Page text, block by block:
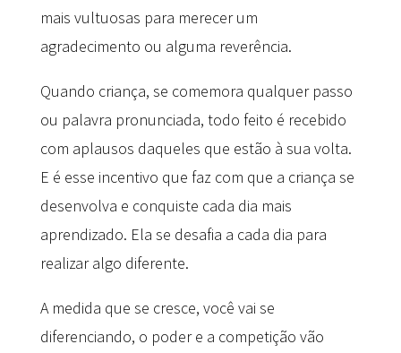
mais vultuosas para merecer um
agradecimento ou alguma reverência.
Quando criança, se comemora qualquer passo
ou palavra pronunciada, todo feito é recebido
com aplausos daqueles que estão à sua volta.
E é esse incentivo que faz com que a criança se
desenvolva e conquiste cada dia mais
aprendizado. Ela se desafia a cada dia para
realizar algo diferente.
A medida que se cresce, você vai se
diferenciando, o poder e a competição vão